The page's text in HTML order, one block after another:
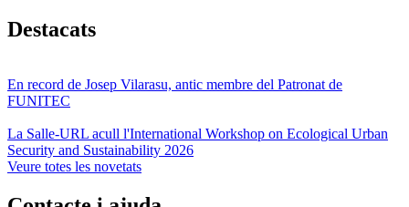
Destacats
En record de Josep Vilarasu, antic membre del Patronat de
FUNITEC
La Salle-URL acull l'International Workshop on Ecological Urban
Security and Sustainability 2026
Veure totes les novetats